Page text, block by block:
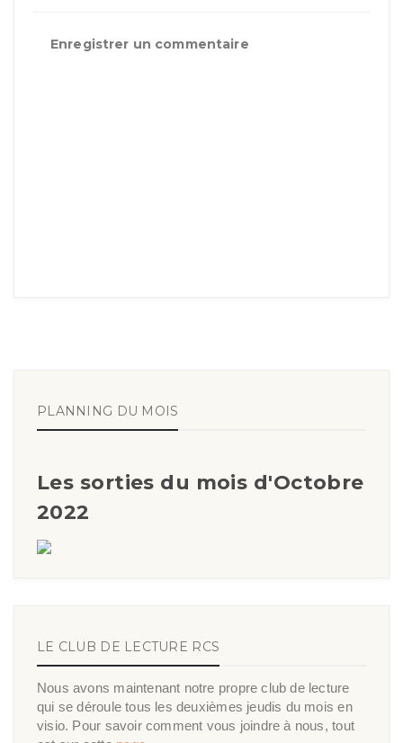
Enregistrer un commentaire
PLANNING DU MOIS
Les sorties du mois d'Octobre
2022
LE CLUB DE LECTURE RCS
Nous avons maintenant notre propre club de lecture
qui se déroule tous les deuxièmes jeudis du mois en
visio. Pour savoir comment vous joindre à nous, tout